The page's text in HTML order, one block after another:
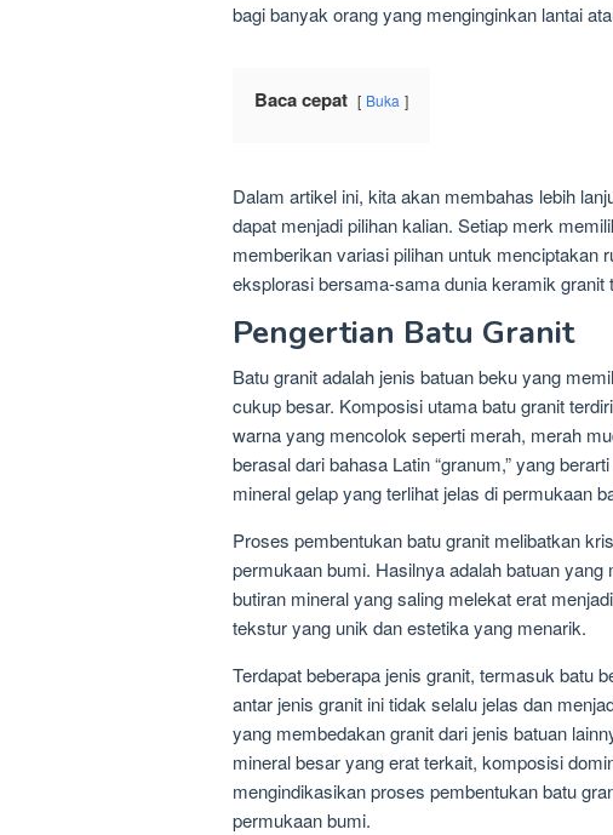
bagi banyak orang yang menginginkan lantai
Baca cepat Buka
Dalam artikel ini, kita akan membahas lebih
dapat menjadi pilihan kalian. Setiap merk
memberikan variasi pilihan untuk menciptakan
eksplorasi bersama-sama dunia keramik
Pengertian Batu Granit
Batu granit adalah jenis batuan beku yang
cukup besar. Komposisi utama batu granit
warna yang mencolok seperti merah, merah
berasal dari bahasa Latin “granum,” yang
mineral gelap yang terlihat jelas di permukaan
Proses pembentukan batu granit melibatkan
permukaan bumi. Hasilnya adalah batuan
butiran mineral yang saling melekat erat
tekstur yang unik dan estetika yang menarik.
Terdapat beberapa jenis granit, termasuk batu
antar jenis granit ini tidak selalu jelas dan
yang membedakan granit dari jenis batuan
mineral besar yang erat terkait, komposisi
mengindikasikan proses pembentukan batu
permukaan bumi.